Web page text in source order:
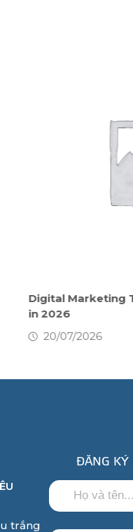
Digital Marketing
in 2026
20/07/2026
trắng
ĐĂNG KÝ